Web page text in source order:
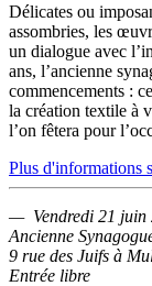
Délicates ou
assombries, les
un dialogue avec
ans, l’ancienne
commencements :
la création textile à
l’on fêtera pour
Plus d'informations
— Vendredi 21 juin
Ancienne
9 rue des Juifs à
Entrée libre